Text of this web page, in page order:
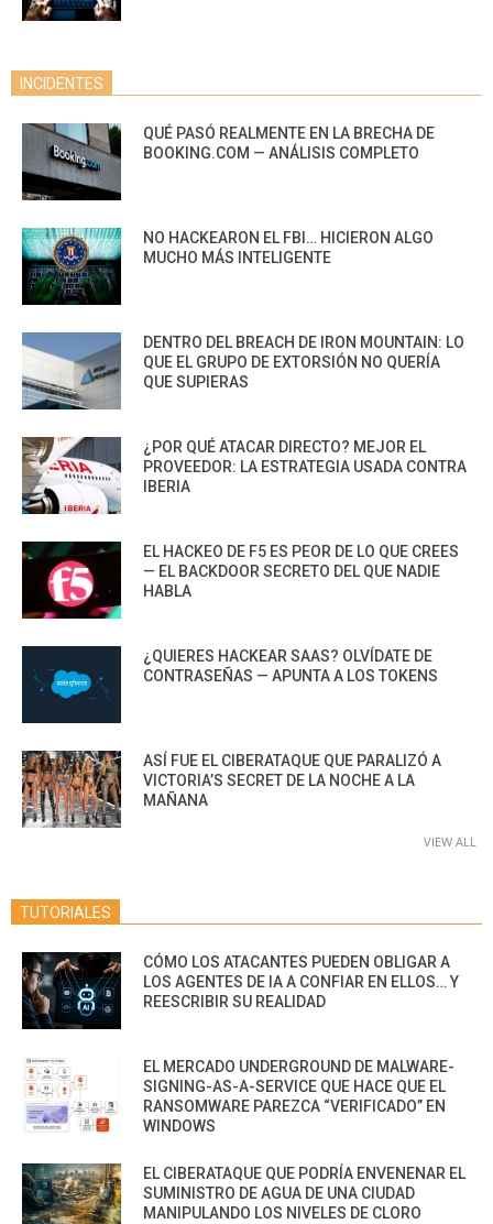
INCIDENTES
QUÉ PASÓ REALMENTE EN LA BRECHA DE
BOOKING.COM — ANÁLISIS COMPLETO
NO HACKEARON EL FBI… HICIERON ALGO
MUCHO MÁS INTELIGENTE
DENTRO DEL BREACH DE IRON MOUNTAIN: LO
QUE EL GRUPO DE EXTORSIÓN NO QUERÍA
QUE SUPIERAS
¿POR QUÉ ATACAR DIRECTO? MEJOR EL
PROVEEDOR: LA ESTRATEGIA USADA CONTRA
IBERIA
EL HACKEO DE F5 ES PEOR DE LO QUE CREES
— EL BACKDOOR SECRETO DEL QUE NADIE
HABLA
¿QUIERES HACKEAR SAAS? OLVÍDATE DE
CONTRASEÑAS — APUNTA A LOS TOKENS
ASÍ FUE EL CIBERATAQUE QUE PARALIZÓ A
VICTORIA’S SECRET DE LA NOCHE A LA
MAÑANA
VIEW ALL
TUTORIALES
CÓMO LOS ATACANTES PUEDEN OBLIGAR A
LOS AGENTES DE IA A CONFIAR EN ELLOS… Y
REESCRIBIR SU REALIDAD
EL MERCADO UNDERGROUND DE MALWARE-
SIGNING-AS-A-SERVICE QUE HACE QUE EL
RANSOMWARE PAREZCA “VERIFICADO” EN
WINDOWS
EL CIBERATAQUE QUE PODRÍA ENVENENAR EL
SUMINISTRO DE AGUA DE UNA CIUDAD
MANIPULANDO LOS NIVELES DE CLORO